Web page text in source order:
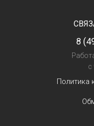
8
с
Политика